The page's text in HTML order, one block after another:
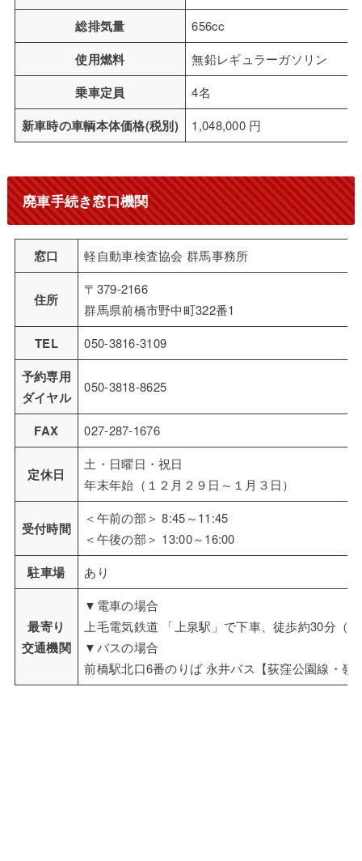
総排気量 656cc
使用燃料 無鉛レギュラーガソリン
乗車定員 4名
新車時の車輌本体価格(税別) 1,048,000 円
廃車手続き窓口機関
窓口 軽自動車検査協会 群馬事務所
住所
〒379-2166
群馬県前橋市野中町322番1
TEL 050-3816-3109
予約専用
ダイヤル
050-3818-8625
FAX 027-287-1676
定休日
土・日曜日・祝日
年末年始（１２月２９日～１月３日）
受付時間
＜午前の部＞ 8:45～11:45
＜午後の部＞ 13:00～16:00
駐車場 あり
最寄り
交通機関
▼電車の場合
上毛電気鉄道 「上泉駅」で下車、徒歩約30分（
▼バスの場合
前橋駅北口6番のりば 永井バス【荻窪公園線・